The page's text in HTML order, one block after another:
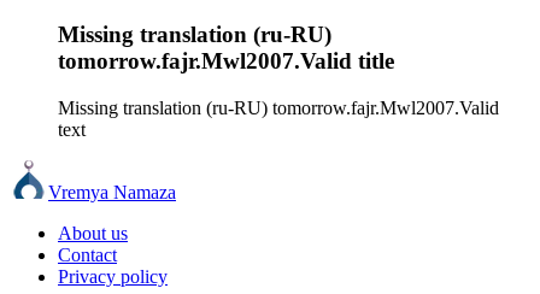
Missing translation (ru-RU)
tomorrow.fajr.Mwl2007.Valid title
Missing translation (ru-RU) tomorrow.fajr.Mwl2007.Valid
text
Vremya Namaza
About us
Contact
Privacy policy